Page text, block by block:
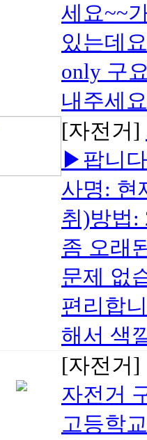
세요~~
있는데
only 구
내주세
[자전거]
▶팝니
사명: 현
취)방법:
좀 오래
문제 없
편리합
해서 색
[자전거]
자전거
고등학